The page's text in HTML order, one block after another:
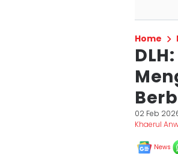
Home
02 Feb
Khaerul
News